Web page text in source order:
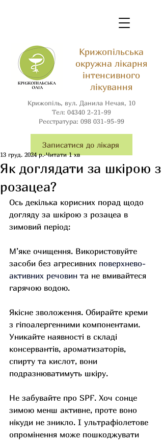
Крижопільська
окружна лікарня
інтенсивного
лікування
Крижопіль, вул. Данила Нечая, 10
Тел: 04340 2-21-99
Реєстратура: 098 031-95-99
Записатися до лікаря
Як доглядати за шкірою з
розацеа?
13 груд. 2024 р. Читати 1 хв
Ось декілька корисних порад щодо
догляду за шкірою з розацеа в
зимовий період:
М’яке очищення. Використовуйте
засоби без агресивних поверхнево-
активних речовин та не вмивайтеся
гарячою водою.
Якісне зволоження. Обирайте креми
з гіпоалергенними компонентами.
Уникайте наявності в складі
консервантів, ароматизаторів,
спирту та кислот, вони
подразнюватимуть шкіру.
Не забувайте про SPF. Хоч сонце
зимою менш активне, проте воно
нікуди не зникло. І ультрафіолетове
опромінення може пошкоджувати